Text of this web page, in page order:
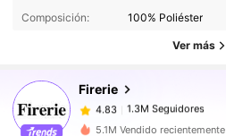
Composición:
100% Poliéster
Ver más
Firerie
1.3M Seguidores
4.83
1.3M Seguidores
j***4 pagó Hace 6 horas
5.1M Vendido recientemente